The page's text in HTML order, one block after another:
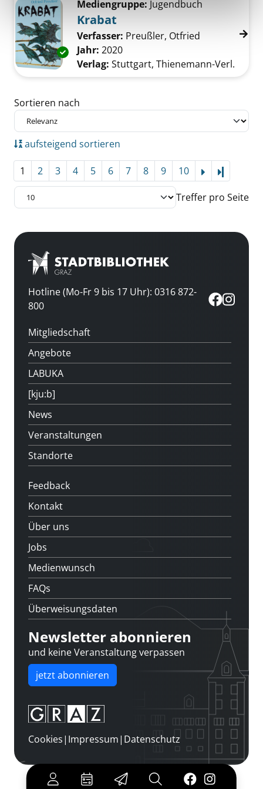
Exemplar-Details von Krabat anzeigen
Mediengruppe: Jugendbuch
Krabat
Verfasser: Preußler, Otfried Suche nach
Jahr: 2020
Verlag: Stuttgart, Thienemann-Verl.
Zu den Suchfiltern springen
Sortieren nach
aufsteigend sortieren
1 2 3 4 5 6 7 8 9 10
Treffer pro Seite
Hotline (Mo-Fr 9 bis 17 Uhr): 0316 872-
800
Mitgliedschaft
Angebote
LABUKA
[kju:b]
News
Veranstaltungen
Standorte
Feedback
Kontakt
Über uns
Jobs
Medienwunsch
FAQs
Überweisungsdaten
Newsletter abonnieren
und keine Veranstaltung verpassen
jetzt abonnieren
Cookies| Impressum| Datenschutz